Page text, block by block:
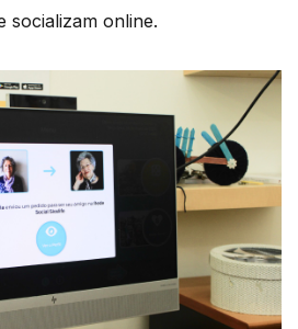
socializam online.